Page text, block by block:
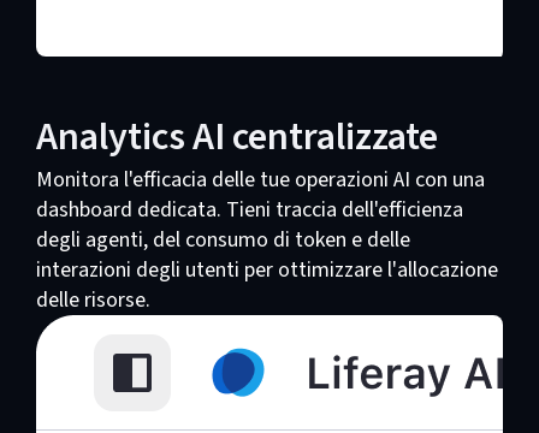
Analytics AI centralizzate
Monitora l'efficacia delle tue operazioni AI con una
dashboard dedicata. Tieni traccia dell'efficienza
degli agenti, del consumo di token e delle
interazioni degli utenti per ottimizzare l'allocazione
delle risorse.